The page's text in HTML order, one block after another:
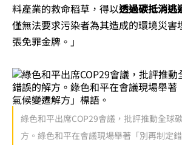
料產業的救命稻草，得以透過碳抵消逃
僅無法要求污染者為其造成的環境災害
張免罪金牌。」
綠色和平出席COP29會議，批評推動全球
方。綠色和平在會議現場舉著「別再制定